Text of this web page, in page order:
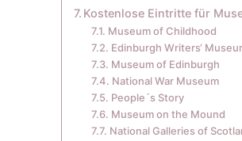
Kostenlose Eintritte für
Museum of Childhood
Edinburgh Writers‘
Museum of Edinburgh
National War Museum
People´s Story
Museum on the Mound
National Galleries of